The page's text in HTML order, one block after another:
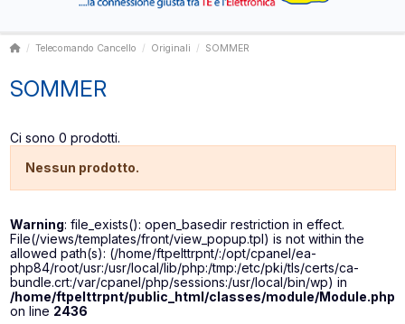
Telecomando Cancello Originali SOMMER
SOMMER
Ci sono 0 prodotti.
Nessun prodotto.
Warning: file_exists(): open_basedir restriction in effect.
File(/views/templates/front/view_popup.tpl) is not within the
allowed path(s): (/home/ftpelttrpnt/:/opt/cpanel/ea-
php84/root/usr:/usr/local/lib/php:/tmp:/etc/pki/tls/certs/ca-
bundle.crt:/var/cpanel/php/sessions:/usr/local/bin/wp) in
/home/ftpelttrpnt/public_html/classes/module/Module.php
on line 2436